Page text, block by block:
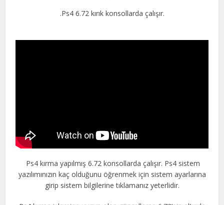
.Ps4 6.72 kırık konsollarda çalışır.
Ps4 kırma yapılmış 6.72 konsollarda çalışır. Ps4 sistem
yazılımınızın kaç olduğunu öğrenmek için sistem ayarlarına
girip sistem bilgilerine tıklamanız yeterlidir.